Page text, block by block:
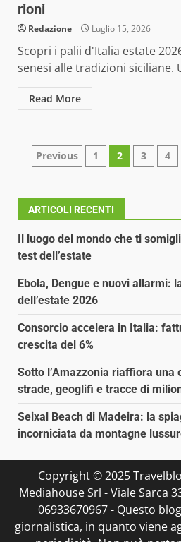
rioni
Redazione Luglio 15, 2026
Scopri i palii d'Italia estate
senesi alle tradizioni siciliane.
Read More
Paginazione
articoli
Previous 1 2 3 4
ARTICOLI RECENTI
Il luogo del mondo che ti
test dell’estate
Ebola, Dengue e nuovi allarmi:
dell’estate 2026
Consorcio accelera in Italia:
crescita del 6%
Sotto l’Amazzonia riaffiora
strade, geoglifi e tracce di
Seixal Beach di Madeira: la
incorniciata da montagne
Copyright © 2025
Mediahouse Srl - Viale Sarca
06933670967 - Questo
giornalistica, in quanto viene